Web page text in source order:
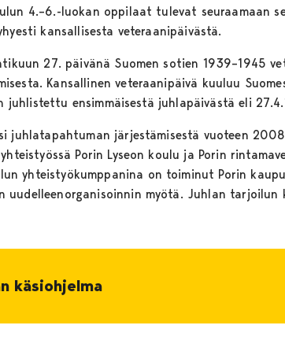
4.–6.-luokan oppilaat tulevat seuraamaan
kansallisesta veteraanipäivästä.
27. päivänä Suomen sotien 1939–1945
Kansallinen veteraanipäivä kuuluu
ensimmäisestä juhlapäivästä eli
juhlatapahtuman järjestämisestä vuoteen
Porin Lyseon koulu ja Porin
yhteistyökumppanina on toiminut Porin
myötä. Juhlan tarjoilun
käsiohjelma